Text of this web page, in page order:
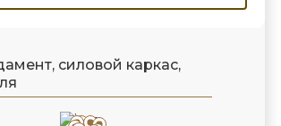
силовой каркас,